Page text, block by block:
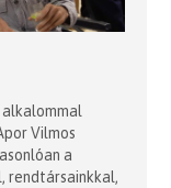
alkalommal
Vilmos
a
rendtársainkkal,